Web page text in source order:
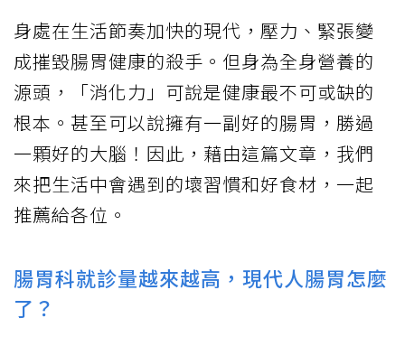
身處在生活節奏加快的現代，壓力、緊張變
成摧毀腸胃健康的殺手。但身為全身營養的
源頭，「消化力」可說是健康最不可或缺的
根本。甚至可以說擁有一副好的腸胃，勝過
一顆好的大腦！因此，藉由這篇文章，我們
來把生活中會遇到的壞習慣和好食材，一起
推薦給各位。
腸胃科就診量越來越高，現代人腸胃怎麼
了？